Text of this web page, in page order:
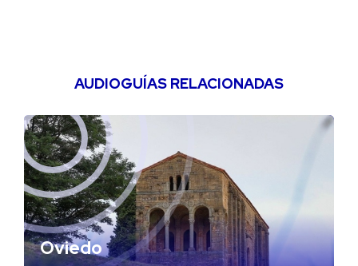
AUDIOGUÍAS RELACIONADAS
Oviedo